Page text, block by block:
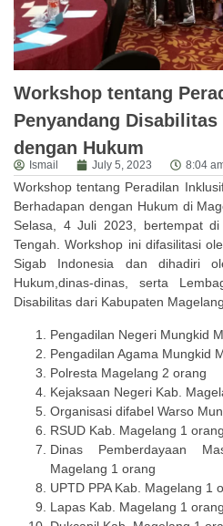
Workshop tentang
Penyandang Disabilitas
dengan Hukum
Ismail July 5, 2023 8:04
Workshop tentang Peradilan
Berhadapan dengan Hukum di
Selasa, 4 Juli 2023, bertempat
Tengah. Workshop ini difasilitasi
Sigab Indonesia dan dihadiri
Hukum,dinas-dinas, serta
Disabilitas dari Kabupaten
Pengadilan Negeri Mungkid
Pengadilan Agama Mungkid
Polresta Magelang 2 orang
Kejaksaan Negeri Kab.
Organisasi difabel Warso
RSUD Kab. Magelang 1 orang
Dinas Pemberdayaan
Magelang 1 orang
UPTD PPA Kab. Magelang 1
Lapas Kab. Magelang 1 orang